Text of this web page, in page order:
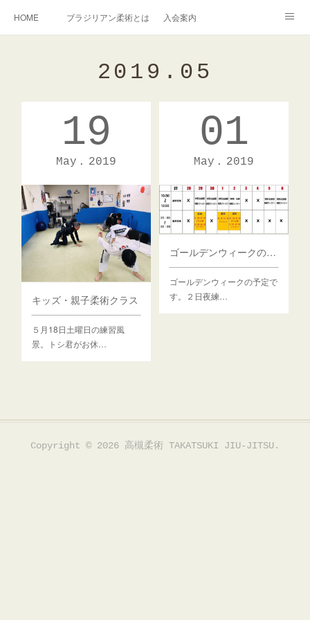
HOME ブラジリアン柔術とは 入会案内
旧ブログ
2019 . 05
19
May 2019
キッズ・親子柔術クラス
５月18日土曜日の練習風
景。トシ君がお休…
01
May 2019
ゴールデンウィークの予定（２日追加あり）
ゴールデンウィークの予定で
す。２日夜練…
Copyright © 2026 高槻柔術 TAKATSUKI JIU-JITSU.